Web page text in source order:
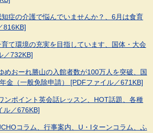
知症の介護で悩んでいませんか？、6月は食育
816KB]
育て環境の充実を目指しています、国体・大会
／732KB]
めおーれ勝山の入館者数が100万人を突破、国
金（一般免除申請） [PDFファイル／671KB]
ンポイント英会話レッスン、HOT話題、各種
ル／676KB]
コラム、行事案内、U・Iターンコラム、ふ